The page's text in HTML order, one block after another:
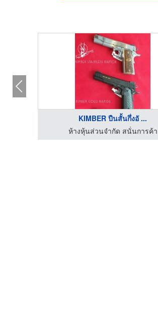
KIMBER ปืนสั้นกึ่งอั ...
ห้างหุ้นส่วนจำกัด สนั่นการค้า